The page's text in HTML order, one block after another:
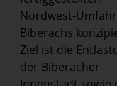
Nordwest-
Biberachs
Ziel ist die
der Biberacher